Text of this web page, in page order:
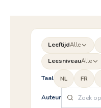
LeeftijdAlle
LeesniveauAlle
Taal NL FR
Auteur